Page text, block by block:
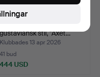
gustaviansk stil, "Axet…
Klubbades 13 apr 2026
41 bud
444 USD